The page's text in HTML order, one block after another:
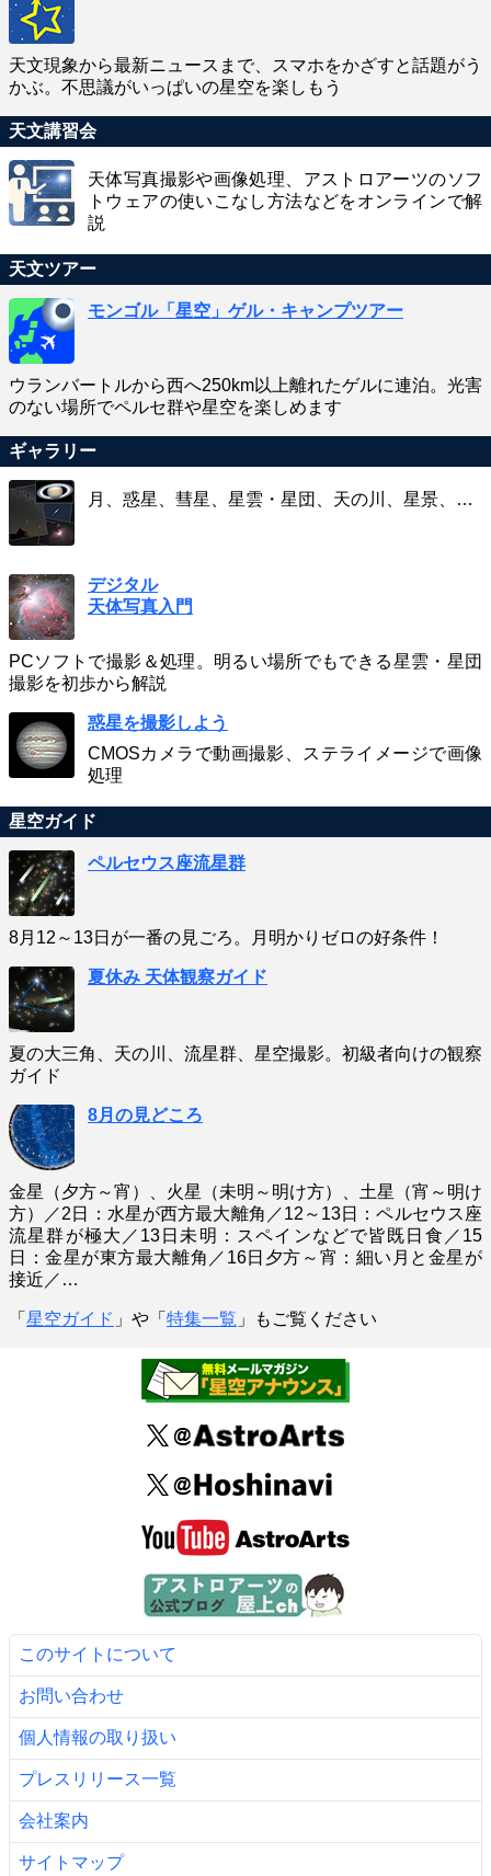
天文現象から最新ニュースまで、スマホをかざすと話題がう
かぶ。不思議がいっぱいの星空を楽しもう
天文講習会
天体写真撮影や画像処理、アストロアーツのソフ
トウェアの使いこなし方法などをオンラインで解
説
天文ツアー
モンゴル「星空」ゲル・キャンプツアー
ウランバートルから西へ250km以上離れたゲルに連泊。光害
のない場所でペルセ群や星空を楽しめます
ギャラリー
月、惑星、彗星、星雲・星団、天の川、星景、…
デジタル
天体写真入門
PCソフトで撮影＆処理。明るい場所でもできる星雲・星団
撮影を初歩から解説
惑星を撮影しよう
CMOSカメラで動画撮影、ステライメージで画像
処理
星空ガイド
ペルセウス座流星群
8月12～13日が一番の見ごろ。月明かりゼロの好条件！
夏休み 天体観察ガイド
夏の大三角、天の川、流星群、星空撮影。初級者向けの観察
ガイド
8月の見どころ
金星（夕方～宵）、火星（未明～明け方）、土星（宵～明け
方）／2日：水星が西方最大離角／12～13日：ペルセウス座
流星群が極大／13日未明：スペインなどで皆既日食／15
日：金星が東方最大離角／16日夕方～宵：細い月と金星が
接近／…
「 星空ガイド 」や「 特集一覧 」もご覧ください
このサイトについて
お問い合わせ
個人情報の取り扱い
プレスリリース一覧
会社案内
サイトマップ